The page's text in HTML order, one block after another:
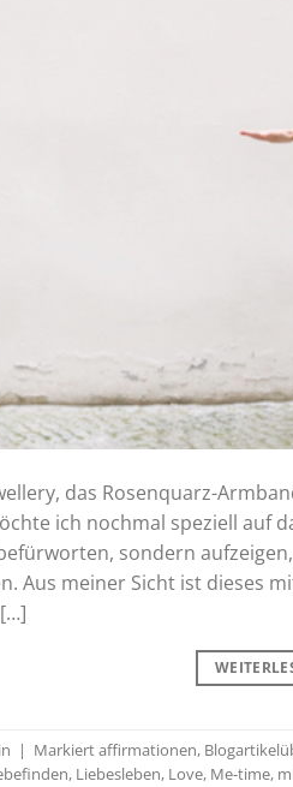
das Rosenquarz-
ich nochmal speziell auf
sondern
Aus meiner Sicht ist dieses
| Markiertaffirmationen,
, Liebesleben, Love, Me-time,